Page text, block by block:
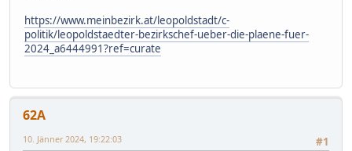
https://www.meinbezirk.at/leopoldstadt/c-
politik/leopoldstaedter-bezirkschef-ueber-die-plaene-fuer-
2024_a6444991?ref=curate
62A
#1
10. Jänner 2024, 19:22:03